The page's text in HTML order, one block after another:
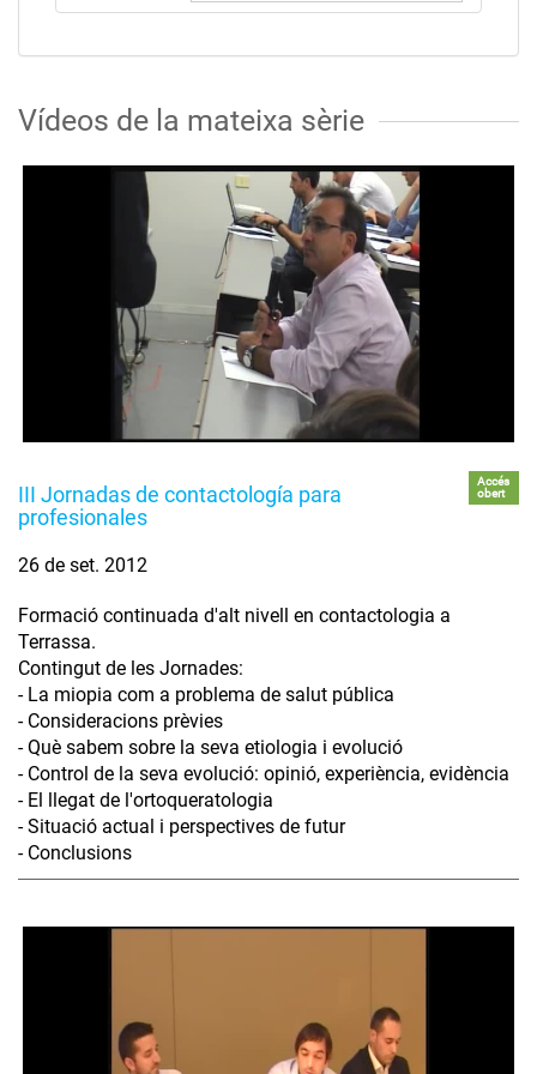
Vídeos de la mateixa sèrie
III Jornadas de contactología para
profesionales
Accés
obert
26 de set. 2012
Formació continuada d'alt nivell en contactologia a
Terrassa.
Contingut de les Jornades:
- La miopia com a problema de salut pública
- Consideracions prèvies
- Què sabem sobre la seva etiologia i evolució
- Control de la seva evolució: opinió, experiència, evidència
- El llegat de l'ortoqueratologia
- Situació actual i perspectives de futur
- Conclusions